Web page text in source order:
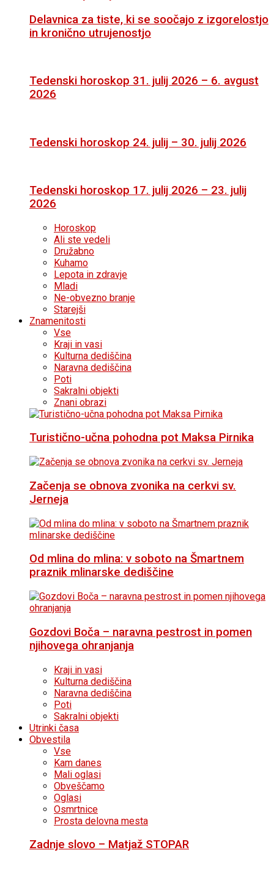
Delavnica za tiste, ki se soočajo z izgorelostjo
in kronično utrujenostjo
Tedenski horoskop 31. julij 2026 – 6. avgust
2026
Tedenski horoskop 24. julij – 30. julij 2026
Tedenski horoskop 17. julij 2026 – 23. julij
2026
Horoskop
Ali ste vedeli
Družabno
Kuhamo
Lepota in zdravje
Mladi
Ne-obvezno branje
Starejši
Znamenitosti
Vse
Kraji in vasi
Kulturna dediščina
Naravna dediščina
Poti
Sakralni objekti
Znani obrazi
Turistično-učna pohodna pot Maksa Pirnika
Začenja se obnova zvonika na cerkvi sv.
Jerneja
Od mlina do mlina: v soboto na Šmartnem
praznik mlinarske dediščine
Gozdovi Boča – naravna pestrost in pomen
njihovega ohranjanja
Kraji in vasi
Kulturna dediščina
Naravna dediščina
Poti
Sakralni objekti
Utrinki časa
Obvestila
Vse
Kam danes
Mali oglasi
Obveščamo
Oglasi
Osmrtnice
Prosta delovna mesta
Zadnje slovo – Matjaž STOPAR